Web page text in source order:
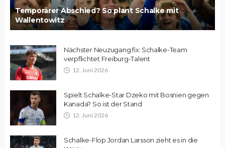
Temporärer Abschied? So plant Schalke mit
Wallentowitz
Nächster Neuzugang fix: Schalke-Team
verpflichtet Freiburg-Talent
12. Juni 2026
Spielt Schalke-Star Dzeko mit Bosnien gegen
Kanada? So ist der Stand
12. Juni 2026
Schalke-Flop Jordan Larsson zieht es in die